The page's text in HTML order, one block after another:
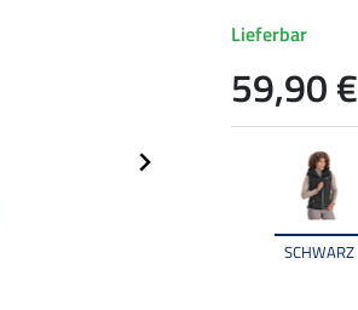
SCHWARZ
Lieferbar
59,90 €